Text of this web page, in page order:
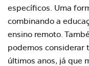
específicos. Uma
combinando a
ensino remoto.
podemos considerar
últimos anos, já que